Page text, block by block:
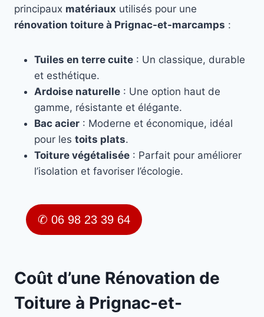
principaux matériaux utilisés pour une
rénovation toiture à Prignac-et-marcamps :
Tuiles en terre cuite : Un classique, durable
et esthétique.
Ardoise naturelle : Une option haut de
gamme, résistante et élégante.
Bac acier : Moderne et économique, idéal
pour les toits plats.
Toiture végétalisée : Parfait pour améliorer
l’isolation et favoriser l’écologie.
✆ 06 98 23 39 64
Coût d’une Rénovation de
Toiture à Prignac-et-